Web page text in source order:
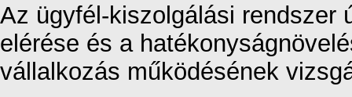
Az ügyfél-kiszolgálási rendszer
elérése és a
vállalkozás működésének